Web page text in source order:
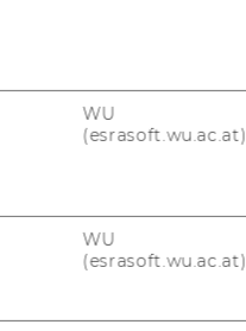
WU
(esrasoft.wu.ac.at)
WU
(esrasoft.wu.ac.at)